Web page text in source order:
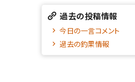
過去の投稿情報
今日の一言コメント
過去の釣果情報